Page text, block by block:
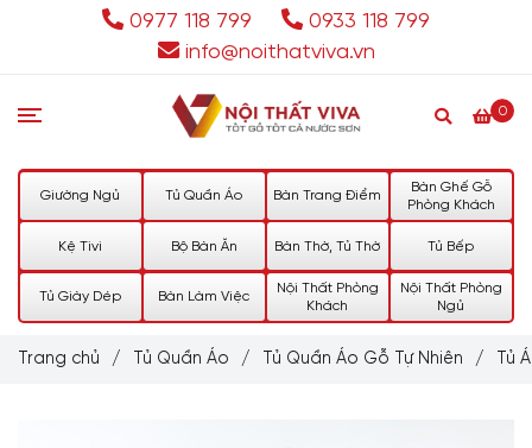
0977 118 799
0933 118 799
info@noithatviva.vn
0
Giường Ngủ Tủ Quần Áo Bàn Trang Điểm
Bàn Ghế Gỗ
Phòng Khách
Kệ Tivi Bộ Bàn Ăn Bàn Thờ, Tủ Thờ Tủ Bếp
Tủ Giày Dép Bàn Làm Việc
Nội Thất Phòng
Khách
Nội Thất Phòng
Ngủ
Trang chủ / Tủ Quần Áo / Tủ Quần Áo Gỗ Tự Nhiên / Tủ